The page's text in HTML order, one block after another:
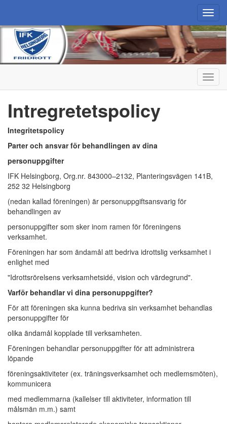
Intregretetspolicy
Integritetspolicy
Parter och ansvar för behandlingen av dina
personuppgifter
IFK Helsingborg, Org.nr. 843000–2132, Planteringsvägen 141B,
252 32 Helsingborg
(nedan kallad föreningen) är personuppgiftsansvarig för
behandlingen av
personuppgifter som sker inom ramen för föreningens
verksamhet.
Föreningen har som ändamål att bedriva idrottslig verksamhet i
enlighet med
"Idrottsrörelsens verksamhetsidé, vision och värdegrund".
Varför behandlar vi dina personuppgifter?
För att föreningen ska kunna bedriva sin verksamhet behandlas
personuppgifter för
olika ändamål kopplade till verksamheten.
Föreningen behandlar personuppgifter för att administrera
löpande
föreningsaktiviteter (ex. träningsverksamhet och medlemsmöten),
kommunicera
med medlemmarna (kallelser till aktiviteter, information till
målsmän m.m.) samt